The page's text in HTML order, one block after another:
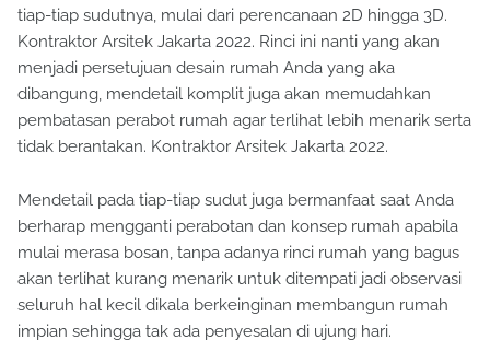
tiap-tiap sudutnya, mulai dari perencanaan 2D hingga 3D.
Kontraktor Arsitek Jakarta 2022. Rinci ini nanti yang akan
menjadi persetujuan desain rumah Anda yang aka
dibangung, mendetail komplit juga akan memudahkan
pembatasan perabot rumah agar terlihat lebih menarik serta
tidak berantakan. Kontraktor Arsitek Jakarta 2022.
Mendetail pada tiap-tiap sudut juga bermanfaat saat Anda
berharap mengganti perabotan dan konsep rumah apabila
mulai merasa bosan, tanpa adanya rinci rumah yang bagus
akan terlihat kurang menarik untuk ditempati jadi observasi
seluruh hal kecil dikala berkeinginan membangun rumah
impian sehingga tak ada penyesalan di ujung hari.